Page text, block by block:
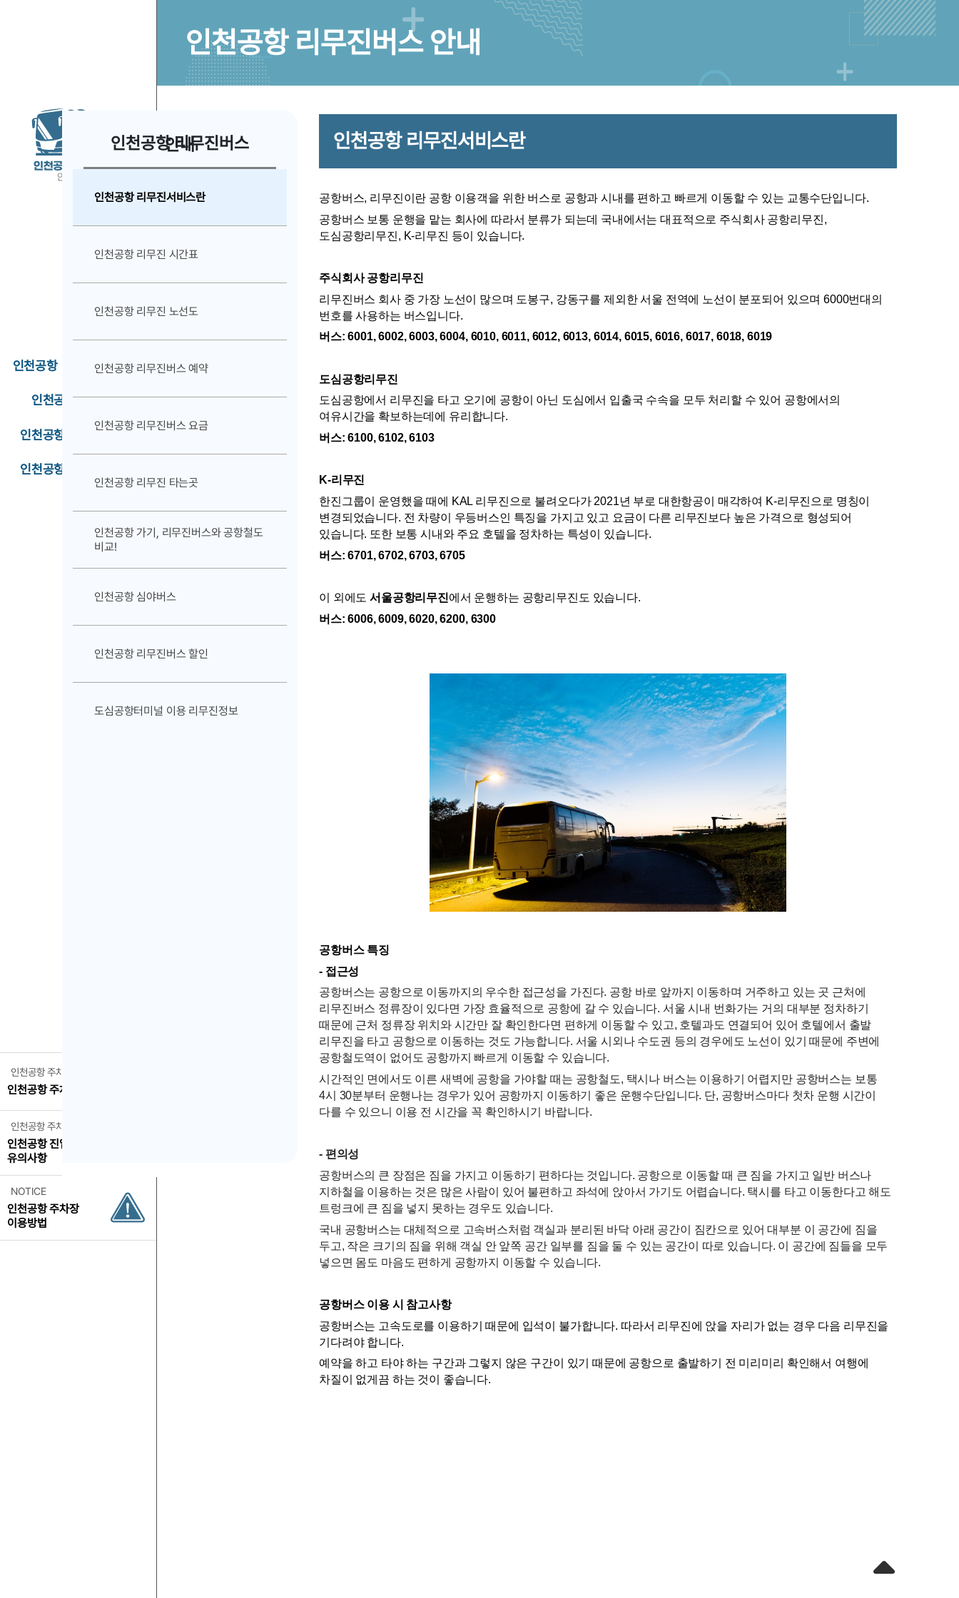
인천공항 리무진버스 안내
인천공항 교통안내
인천공항 버스노선안내
인천공항 셔틀버스안내
인천공항 주차안내
인천공항 주차요금
인천공항 주차유의사항
인천공항 진입시
유의사항
NOTICE
인천공항 주차장
이용방법
인천공항 리무진버스 안내
인천공항 리무진서비스란
공항버스, 리무진이란 공항 이용객을 위한 버스로 공항과 시내를 편하고 빠르게 이동할 수 있는 교통수단입니다.
공항버스 보통 운행을 맡는 회사에 따라서 분류가 되는데 국내에서는 대표적으로 주식회사 공항리무진,
도심공항리무진, K-리무진 등이 있습니다.
주식회사 공항리무진
리무진버스 회사 중 가장 노선이 많으며 도봉구, 강동구를 제외한 서울 전역에 노선이 분포되어 있으며 6000번대의
번호를 사용하는 버스입니다.
버스: 6001, 6002, 6003, 6004, 6010, 6011, 6012, 6013, 6014, 6015, 6016, 6017, 6018, 6019
도심공항리무진
도심공항에서 리무진을 타고 오기에 공항이 아닌 도심에서 입출국 수속을 모두 처리할 수 있어 공항에서의
여유시간을 확보하는데에 유리합니다.
버스: 6100, 6102, 6103
K-리무진
한진그룹이 운영했을 때에 KAL 리무진으로 불려오다가 2021년 부로 대한항공이 매각하여 K-리무진으로 명칭이
변경되었습니다. 전 차량이 우등버스인 특징을 가지고 있고 요금이 다른 리무진보다 높은 가격으로 형성되어
있습니다. 또한 보통 시내와 주요 호텔을 정차하는 특성이 있습니다.
버스: 6701, 6702, 6703, 6705
이 외에도 서울공항리무진에서 운행하는 공항리무진도 있습니다.
버스: 6006, 6009, 6020, 6200, 6300
공항버스 특징
- 접근성
공항버스는 공항으로 이동까지의 우수한 접근성을 가진다. 공항 바로 앞까지 이동하며 거주하고 있는 곳 근처에
리무진버스 정류장이 있다면 가장 효율적으로 공항에 갈 수 있습니다. 서울 시내 번화가는 거의 대부분 정차하기
때문에 근처 정류장 위치와 시간만 잘 확인한다면 편하게 이동할 수 있고, 호텔과도 연결되어 있어 호텔에서 출발
리무진을 타고 공항으로 이동하는 것도 가능합니다. 서울 시외나 수도권 등의 경우에도 노선이 있기 때문에 주변에
공항철도역이 없어도 공항까지 빠르게 이동할 수 있습니다.
시간적인 면에서도 이른 새벽에 공항을 가야할 때는 공항철도, 택시나 버스는 이용하기 어렵지만 공항버스는 보통
4시 30분부터 운행나는 경우가 있어 공항까지 이동하기 좋은 운행수단입니다. 단, 공항버스마다 첫차 운행 시간이
다를 수 있으니 이용 전 시간을 꼭 확인하시기 바랍니다.
- 편의성
공항버스의 큰 장점은 짐을 가지고 이동하기 편하다는 것입니다. 공항으로 이동할 때 큰 짐을 가지고 일반 버스나
지하철을 이용하는 것은 많은 사람이 있어 불편하고 좌석에 앉아서 가기도 어렵습니다. 택시를 타고 이동한다고 해도
트렁크에 큰 짐을 넣지 못하는 경우도 있습니다.
국내 공항버스는 대체적으로 고속버스처럼 객실과 분리된 바닥 아래 공간이 짐칸으로 있어 대부분 이 공간에 짐을
두고, 작은 크기의 짐을 위해 객실 안 앞쪽 공간 일부를 짐을 둘 수 있는 공간이 따로 있습니다. 이 공간에 짐들을 모두
넣으면 몸도 마음도 편하게 공항까지 이동할 수 있습니다.
공항버스 이용 시 참고사항
공항버스는 고속도로를 이용하기 때문에 입석이 불가합니다. 따라서 리무진에 앉을 자리가 없는 경우 다음 리무진을
기다려야 합니다.
예약을 하고 타야 하는 구간과 그렇지 않은 구간이 있기 때문에 공항으로 출발하기 전 미리미리 확인해서 여행에
차질이 없게끔 하는 것이 좋습니다.
인천공항 리무진버스 안내
인천공항 리무진서비스란
인천공항 리무진 시간표
인천공항 리무진 노선도
인천공항 리무진버스 예약
인천공항 리무진버스 요금
인천공항 리무진 타는곳
인천공항 가기, 리무진버스와 공항철도
비교!
인천공항 심야버스
인천공항 리무진버스 할인
도심공항터미널 이용 리무진정보